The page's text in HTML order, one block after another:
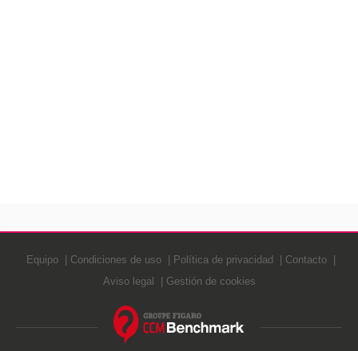
Equipo Condiciones de uso Política de privacidad
Contacto
Aviso legal
Gestión de cookies